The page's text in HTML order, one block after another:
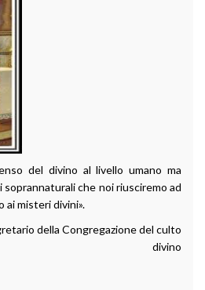
del divino al livello umano ma
soprannaturali che noi riusciremo ad
ai misteri divini».
della Congregazione del culto
divino